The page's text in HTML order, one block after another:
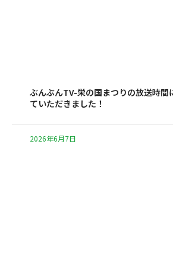
ぶんぶんTV-栄の国まつりの放送時間
ていただきました！
2026年6月7日